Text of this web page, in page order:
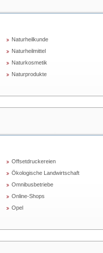
Naturheilkunde
Naturheilmittel
Naturkosmetik
Naturprodukte
Offsetdruckereien
Ökologische Landwirtschaft
Omnibusbetriebe
Online-Shops
Opel